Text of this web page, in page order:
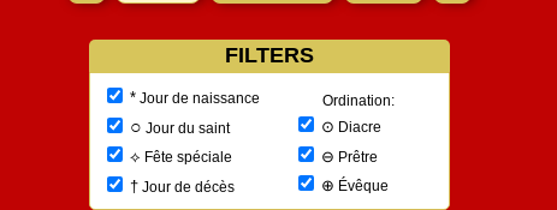
FILTERS
*Jour de naissance
○ Jour du saint
⟡ Fête spéciale
†Jour de décès
Ordination:
⊙ Diacre
⊖ Prêtre
⊕ Évêque